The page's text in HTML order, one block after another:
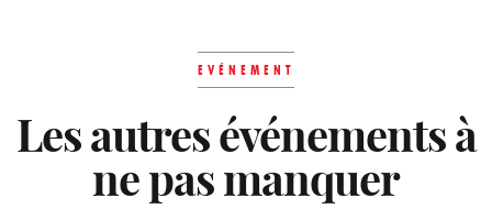
EVÉNEMENT
Les autres événements à
ne pas manquer